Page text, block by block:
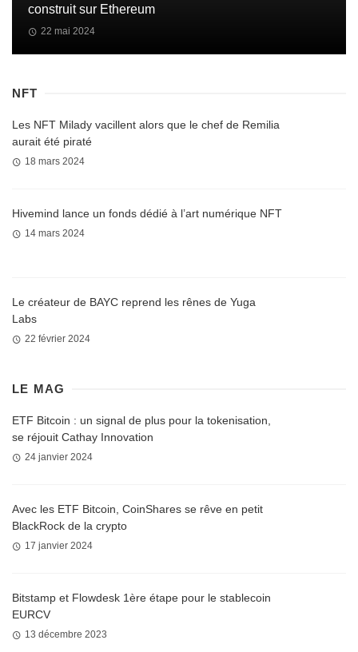
construit sur Ethereum
22 mai 2024
NFT
Les NFT Milady vacillent alors que le chef de Remilia
aurait été piraté
18 mars 2024
Hivemind lance un fonds dédié à l’art numérique NFT
14 mars 2024
Le créateur de BAYC reprend les rênes de Yuga
Labs
22 février 2024
LE MAG
ETF Bitcoin : un signal de plus pour la tokenisation,
se réjouit Cathay Innovation
24 janvier 2024
Avec les ETF Bitcoin, CoinShares se rêve en petit
BlackRock de la crypto
17 janvier 2024
Bitstamp et Flowdesk 1ère étape pour le stablecoin
EURCV
13 décembre 2023